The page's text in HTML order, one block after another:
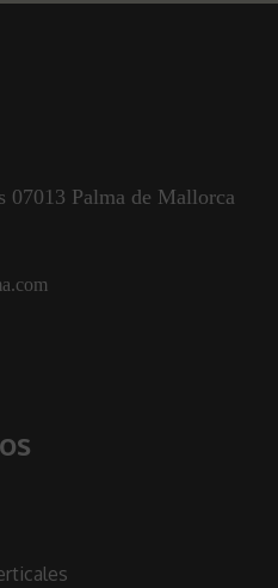
07013 Palma de Mallorca